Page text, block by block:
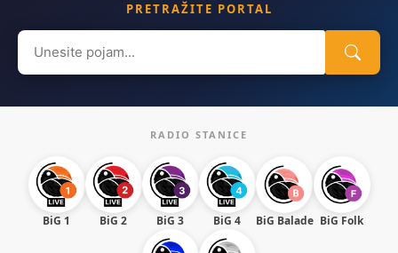
PRETRAŽITE PORTAL
Search
for:
RADIO STANICE
BiG 1 BiG 2 BiG 3 BiG 4 BiG Balade BiG Folk